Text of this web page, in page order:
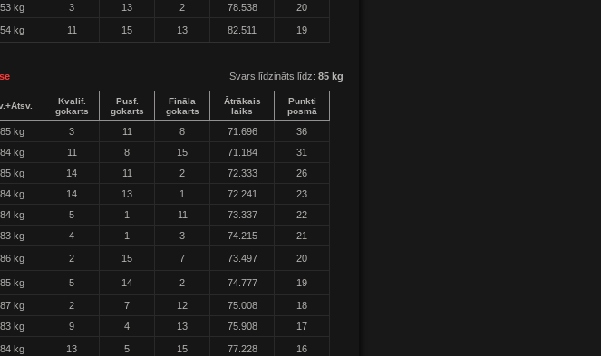
53 kg 3 13 2 78.538 20
54 kg 11 15 13 82.511 19
Svars līdzināts līdz: 85 kg
Kvalif.
gokarts
Pusf.
gokarts
Fināla
gokarts
Ātrākais
laiks
Punkti
posmā
85 kg 3 11 8 71.696
36
84 kg 11 8 15 71.184
31
85 kg 14 11 2 72.333
26
84 kg 14 13 1 72.241
23
84 kg 5 1 11 73.337
22
83 kg 4 1 3 74.215 21
86 kg 2 15 7 73.497 20
85 kg 5 14 2 74.777 19
87 kg 2 7 12 75.008
18
83 kg 9 4 13 75.908 17
84 kg 13 5 15 77.228 16